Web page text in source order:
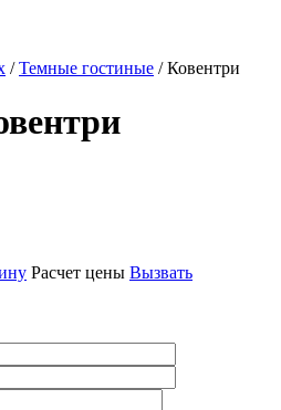
/Темные гостиные / Ковентри
Расчет цены Вызвать